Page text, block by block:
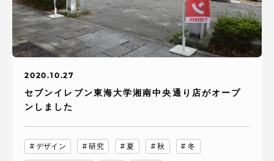
2020.10.27
セブンイレブン東海大学湘南中央通り店がオープ
ンしました
デザイン 研究 夏 秋 冬